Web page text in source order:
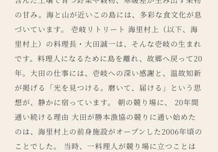
の甘み。海と山が近いこの島には、多彩な食文化が息
づいています。 壱岐リトリート 海里村上（以下、海
里村上）の料理長・大田誠一は、そんな壱岐の生まれ
です。料理人になるために島を離れ、故郷へ戻って20
年。大田の仕事には、壱岐への深い感謝と、温故知新
が掲げる「光を見つける。磨いて、届ける」という思
想が、静かに宿っています。 朝の競り場に、 20年間
通い続ける理由 大田が勝本漁協の競りに通い始めた
のは、海里村上の前身施設がオープンした2006年頃の
ことでした。 当時、一料理人が競り場に立つことは